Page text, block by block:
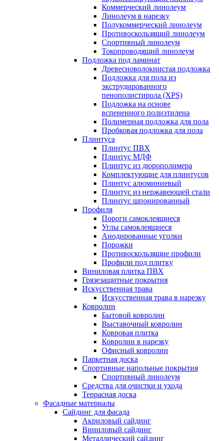
Коммерческий линолеум
Линолеум в нарезку
Полукоммерческий линолеум
Противоскользящий линолеум
Спортивный линолеум
Токопроводящий линолеум
Подложка под ламинат
Древесноволокнистая подложка
Подложка для пола из
экструдированного
пенополистирола (XPS)
Подложка на основе
вспененного полиэтилена
Полимерная подложка для пола
Пробковая подложка для пола
Плинтуса
Плинтус ПВХ
Плинтус МДФ
Плинтус из дюрополимера
Комплектующие для плинтусов
Плинтус алюминиевый
Плинтус из нержавеющей стали
Плинтус шпонированный
Профиля
Пороги самоклеящиеся
Углы самоклеящиеся
Анодированные уголки
Порожки
Противоскользящие профили
Профили под плитку
Виниловая плитка ПВХ
Грязезащитные покрытия
Искусственная трава
Искусственная трава в нарезку
Ковролин
Бытовой ковролин
Выставочный ковролин
Ковровая плитка
Ковролин в нарезку
Офисный ковролин
Паркетная доска
Спортивные напольные покрытия
Спортивный линолеум
Средства для очистки и ухода
Террасная доска
Фасадные материалы
Сайдинг для фасада
Акриловый сайдинг
Виниловый сайдинг
Металлический сайдинг